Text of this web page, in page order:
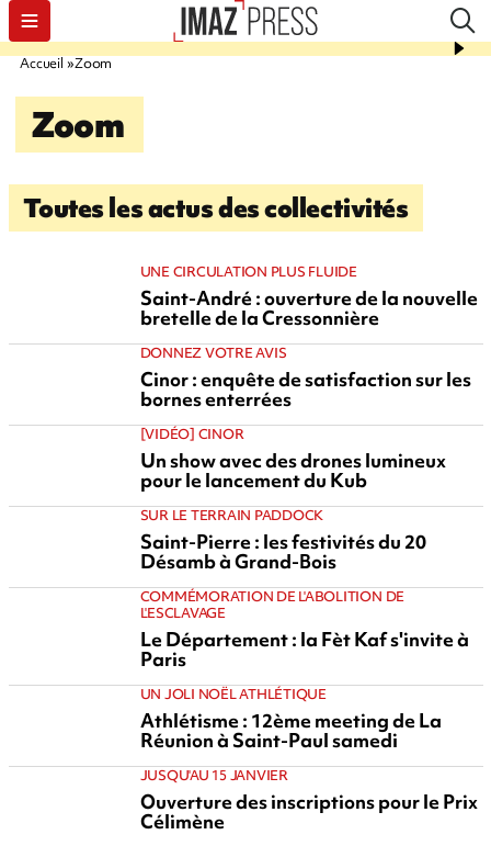
Accueil Zoom
Zoom
Toutes les actus des collectivités
UNE CIRCULATION PLUS FLUIDE
Saint-André : ouverture de la nouvelle
bretelle de la Cressonnière
DONNEZ VOTRE AVIS
Cinor : enquête de satisfaction sur les
bornes enterrées
[VIDÉO] CINOR
Un show avec des drones lumineux
pour le lancement du Kub
SUR LE TERRAIN PADDOCK
Saint-Pierre : les festivités du 20
Désamb à Grand-Bois
COMMÉMORATION DE L'ABOLITION DE
L'ESCLAVAGE
Le Département : la Fèt Kaf s'invite à
Paris
UN JOLI NOËL ATHLÉTIQUE
Athlétisme : 12ème meeting de La
Réunion à Saint-Paul samedi
JUSQU'AU 15 JANVIER
Ouverture des inscriptions pour le Prix
Célimène